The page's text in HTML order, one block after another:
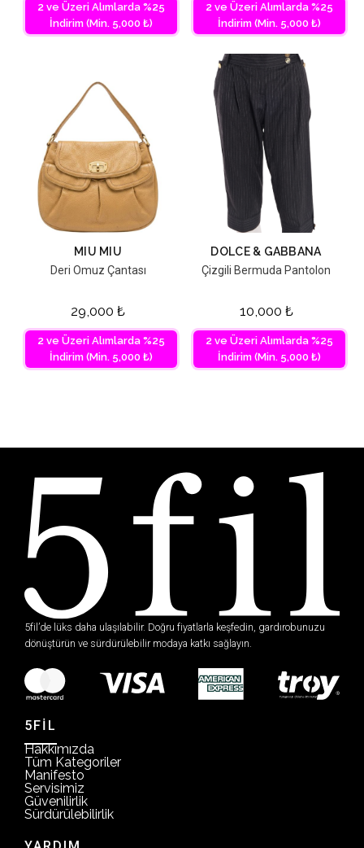
2 ve Üzeri Alımlarda %25
İndirim (Min. 5,000 ₺)
2 ve Üzeri Alımlarda %25
İndirim (Min. 5,000 ₺)
MIU MIU
Deri Omuz Çantası
29,000 ₺
2 ve Üzeri Alımlarda %25
İndirim (Min. 5,000 ₺)
DOLCE & GABBANA
Çizgili Bermuda Pantolon
10,000 ₺
2 ve Üzeri Alımlarda %25
İndirim (Min. 5,000 ₺)
5fil’de lüks daha ulaşılabilir. Doğru fiyatlarla keşfedin, gardırobunuzu
dönüştürün ve sürdürülebilir modaya katkı sağlayın.
5FİL
Hakkımızda
Tüm Kategoriler
Manifesto
Servisimiz
Güvenilirlik
Sürdürülebilirlik